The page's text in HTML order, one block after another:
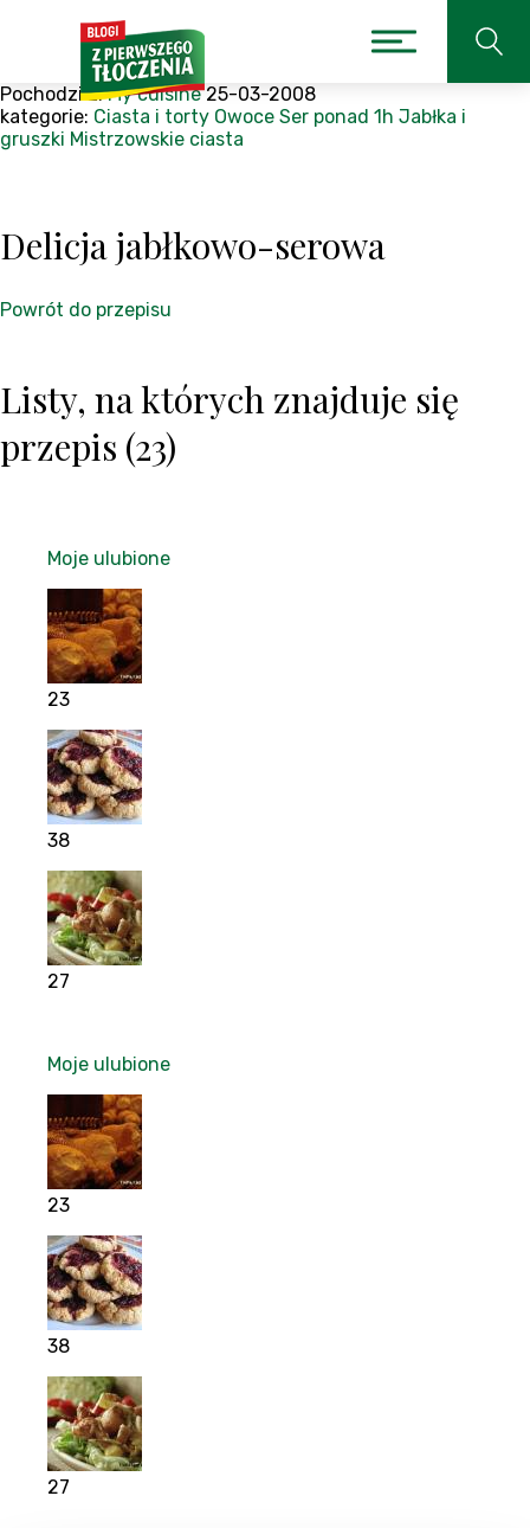
Pochodzi z:My cuisine 25-03-2008
kategorie: Ciasta i torty Owoce Ser ponad 1h Jabłka i
gruszki Mistrzowskie ciasta
Delicja jabłkowo-serowa
Powrót do przepisu
Listy, na których znajduje się
przepis (23)
Moje ulubione
23
38
27
Moje ulubione
23
38
27